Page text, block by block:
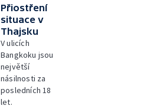
Přiostření
situace v
Thajsku
V ulicích
Bangkoku jsou
největší
násilnosti za
posledních 18
let.